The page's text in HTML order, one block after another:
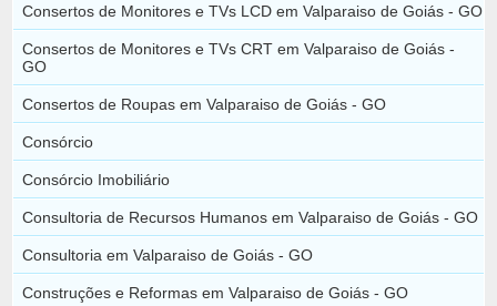
Consertos de Monitores e TVs LCD em Valparaiso de Goiás - GO
Consertos de Monitores e TVs CRT em Valparaiso de Goiás -
GO
Consertos de Roupas em Valparaiso de Goiás - GO
Consórcio
Consórcio Imobiliário
Consultoria de Recursos Humanos em Valparaiso de Goiás - GO
Consultoria em Valparaiso de Goiás - GO
Construções e Reformas em Valparaiso de Goiás - GO